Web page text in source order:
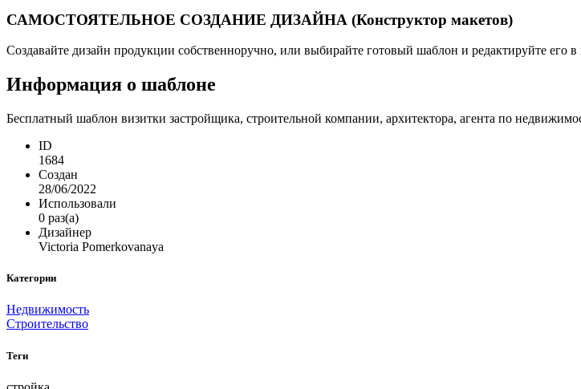
САМОСТОЯТЕЛЬНОЕ СОЗДАНИЕ ДИЗАЙНА (Конструктор макетов)
Создавайте дизайн продукции собственноручно, или выбирайте готовый шаблон и редактируйте его
Информация о шаблоне
Бесплатный шаблон визитки застройщика, строительной компании, архитектора, агента по
ID
1684
Создан
28/06/2022
Использовали
0 раз(а)
Дизайнер
Victoria Pomerkovanaya
Категории
Недвижимость
Строительство
Теги